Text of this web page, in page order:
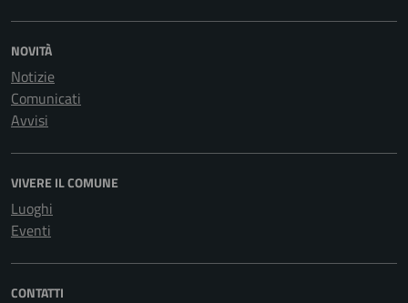
NOVITÀ
Notizie
Comunicati
Avvisi
VIVERE IL COMUNE
Luoghi
Eventi
CONTATTI